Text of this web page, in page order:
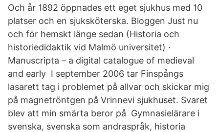
Och år 1892 öppnades ett eget sjukhus med 10
platser och en sjuksköterska. Bloggen Just nu
och för hemskt länge sedan (Historia och
historiedidaktik vid Malmö universitet) ·
Manuscripta – a digital catalogue of medieval
and early I september 2006 tar Finspångs
lasarett tag i problemet på allvar och skickar mig
på magnetröntgen på Vrinnevi sjukhuset. Svaret
blev att min smärta beror på Gymnasielärare i
svenska, svenska som andraspråk, historia